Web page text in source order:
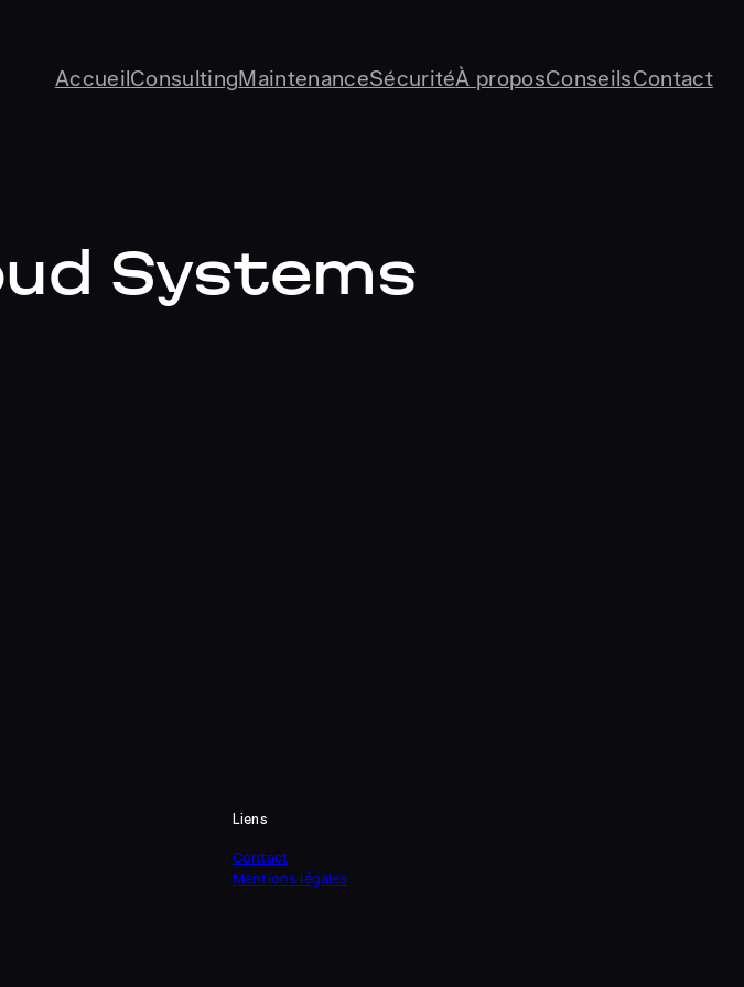
AccueilConsultingMaintenanceSécuritéÀ proposConseilsContact
Systems
Liens
Contact
Mentions légales